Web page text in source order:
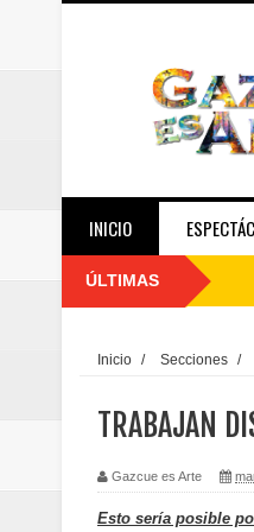
INICIO
ÚLTIMAS
Inicio / Secciones /
TRABAJAN
Gazcue es Arte
Esto sería posible